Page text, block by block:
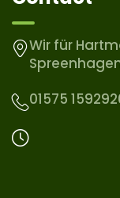
Wir für
01575